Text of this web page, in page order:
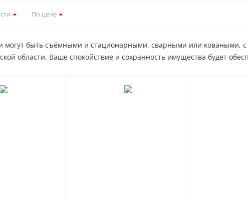
По цене
могут быть съёмными и стационарными, сварными или коваными,
области. Ваше спокойствие и сохранность имущества будет